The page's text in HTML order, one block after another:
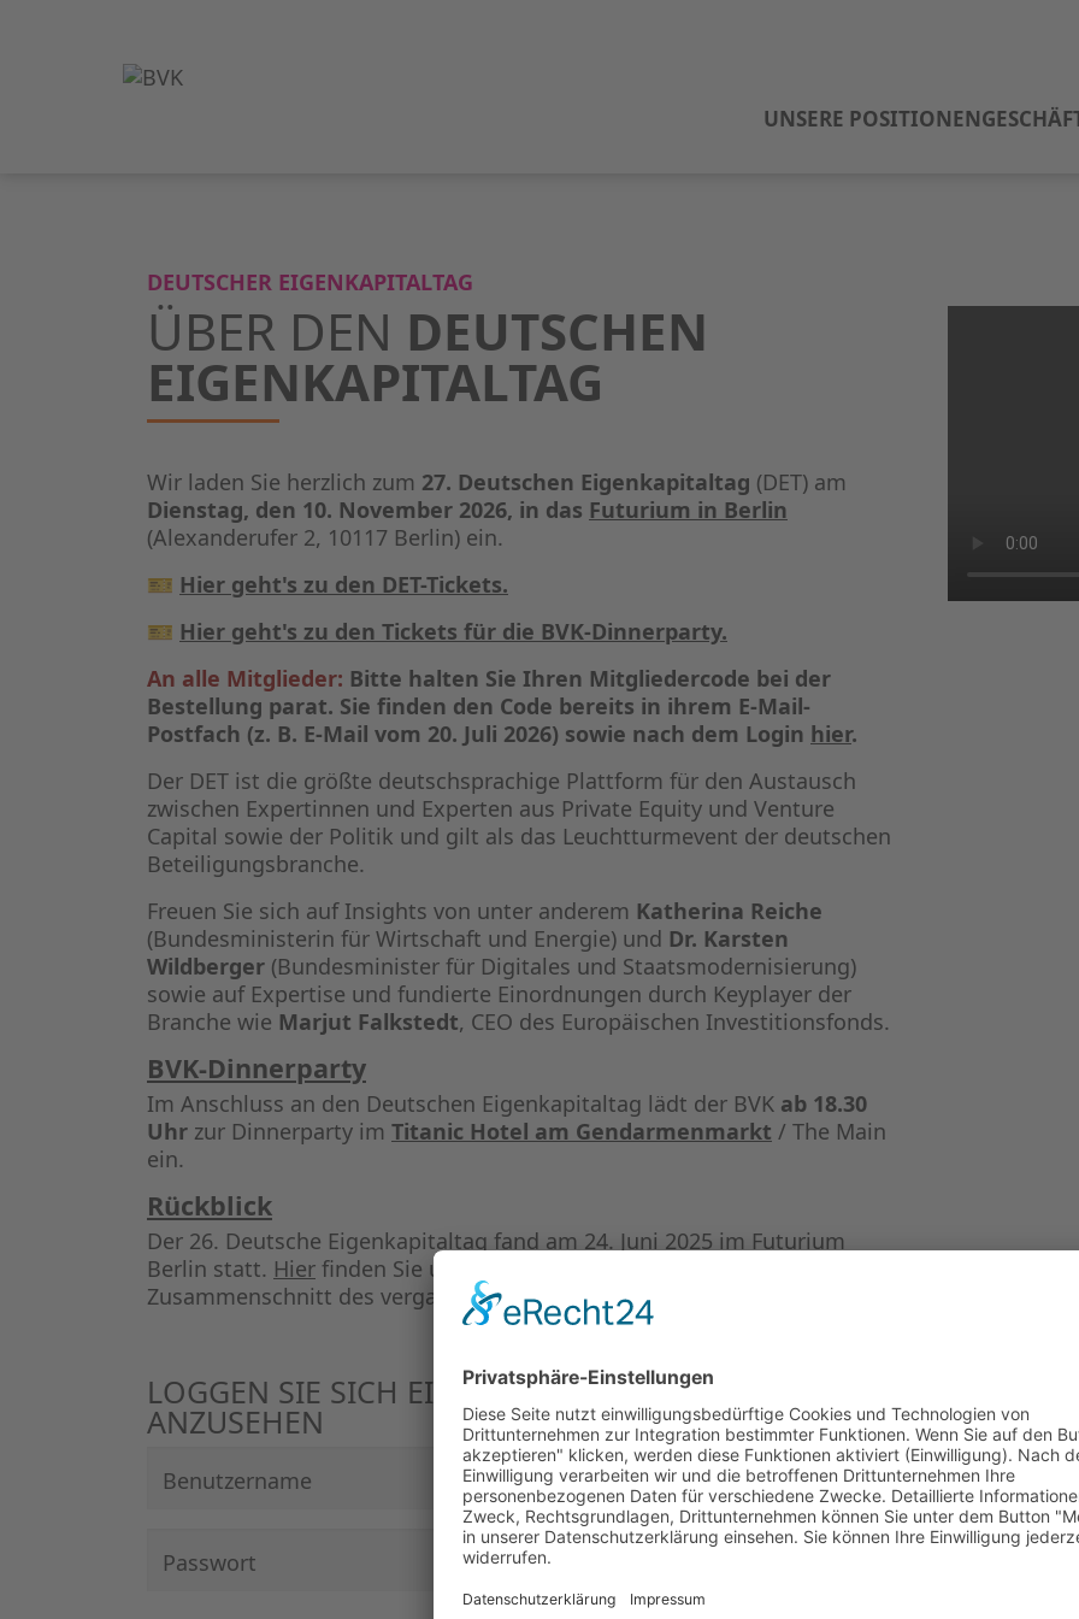
UNSERE POSITIONEN
DEUTSCHER EIGENKAPITALTAG
ÜBER DEN DEUTSCHEN
EIGENKAPITALTAG
Wir laden Sie herzlich zum 27. Deutschen Eigenkapitaltag (DET) am
Dienstag, den 10. November 2026, in das Futurium in Berlin
(Alexanderufer 2, 10117 Berlin) ein.
🎫 Hier geht's zu den DET-Tickets.
🎫 Hier geht's zu den Tickets für die BVK-Dinnerparty.
An alle Mitglieder: Bitte halten Sie Ihren Mitgliedercode bei der
Bestellung parat. Sie finden den Code bereits in ihrem E-Mail-
Postfach (z. B. E-Mail vom 20. Juli 2026) sowie nach dem Login hier.
Der DET ist die größte deutschsprachige Plattform für den Austausch
zwischen Expertinnen und Experten aus Private Equity und Venture
Capital sowie der Politik und gilt als das Leuchtturmevent der deutschen
Beteiligungsbranche.
Freuen Sie sich auf Insights von unter anderem Katherina Reiche
(Bundesministerin für Wirtschaft und Energie) und Dr. Karsten
Wildberger (Bundesminister für Digitales und Staatsmodernisierung)
sowie auf Expertise und fundierte Einordnungen durch Keyplayer der
Branche wie Marjut Falkstedt, CEO des Europäischen Investitionsfonds.
BVK-Dinnerparty
Im Anschluss an den Deutschen Eigenkapitaltag lädt der BVK ab 18.30
Uhr zur Dinnerparty im Titanic Hotel am Gendarmenmarkt / The Main
ein.
Rückblick
Der 26. Deutsche Eigenkapitaltag fand am 24. Juni 2025 im Futurium
Berlin statt. Hier finden Sie unsere Bildergalerie sowie nebenbei einen
Zusammenschnitt des vergangenen DET.
LOGGEN SIE SICH EIN, UM DEN RABATTCODE
ANZUSEHEN
Benutzername
Passwort